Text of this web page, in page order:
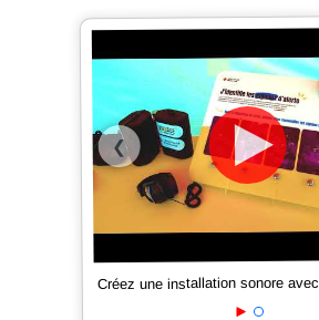
❮
Créez une installation sonore avec